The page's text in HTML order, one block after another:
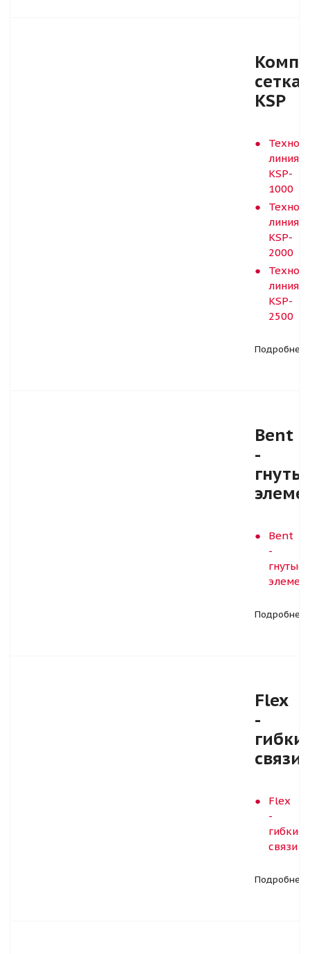
сетка
KSP
линия
KSP-
1000
линия
KSP-
2000
линия
KSP-
2500
Подробнее
Bent
-
Bent
-
гнутые
Подробнее
Flex
-
связи
Flex
-
гибкие
связи
Подробнее